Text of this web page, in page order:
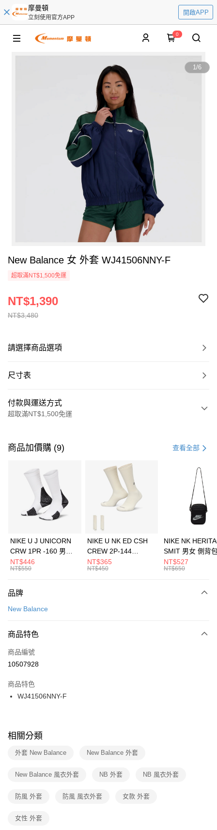
摩曼頓
立刻使用官方APP
開啟APP
0
1/6
New Balance 女 外套 WJ41506NNY-F
超取滿NT$1,500免運
NT$3,480
NT$1,390
請選擇商品選項
尺寸表
付款與運送方式
超取滿NT$1,500免運
信用卡一次付款
3 期 0 利率 每期 21家銀行
合作金庫商業銀行
第一商業銀行
華南商業銀行
彰化商業銀行
上海商業儲蓄銀行
元大商業銀行
台灣樂天信用卡公司
Apple Pay
全盈+PAY
AFTEE先享後付
【關於「AFTEE先享後付」】
便利好安心！
３．安心：先確認商品／服務後，再付款。
【「AFTEE先享後付」結帳流程】
１．於結帳方式選擇「AFTEE先享後付」後，將跳轉至「AFTEE先享後付」
２．訂單成立數日內，您將收到繳費通知簡訊。
３．收到繳費通知簡訊後14天內，點擊此簡訊中的連結，可透過四大超商／
ATM／網路銀行／等多元方式進行付款，方視為交易完成。
※ 交易是否成功請以「AFTEE先享後付 」之結帳頁面顯示為準，若有關於
是否繳費成功／繳費後需取消欲退款等相關疑問，請聯繫「AFTEE先享後付
客戶支援中心」https://netprotections.freshdesk.com/support/home
１．透過由恩沛科技股份有限公司提供之「AFTEE先享後付」服務完成之交
權轉讓予恩沛科技股份有限公司。
３．未成年的使用者請事先徵得法定代理人或監護人之同意方可使用
運送方式
每筆NT$100，滿NT$1,500(含以上)免運費
宅配
每筆NT$100，滿NT$1,500(含以上)免運費
付款後門市自取
每筆NT$100，滿NT$1,500(含以上)免運費
商品加價購 (9) 查看全部
NIKE U J UNICORN
CRW 1PR -160 男女
中統襪 FZ3393100
NT$446
NT$550
NIKE U NK ED CSH
CREW 2P-144
EMBRDY 男女 短統襪
FZ3073133
NT$365
NT$450
NIKE NK
SMIT 男女 側背
BA5871010
NT$527
NT$650
品牌
New Balance
商品特色
商品編號
10507928
商品特色
WJ41506NNY-F
相關分類
外套 New Balance New Balance 外套
New Balance 風衣外套 NB 外套 NB 風衣外套
防風 外套 防風 風衣外套 女款 外套
女性 外套